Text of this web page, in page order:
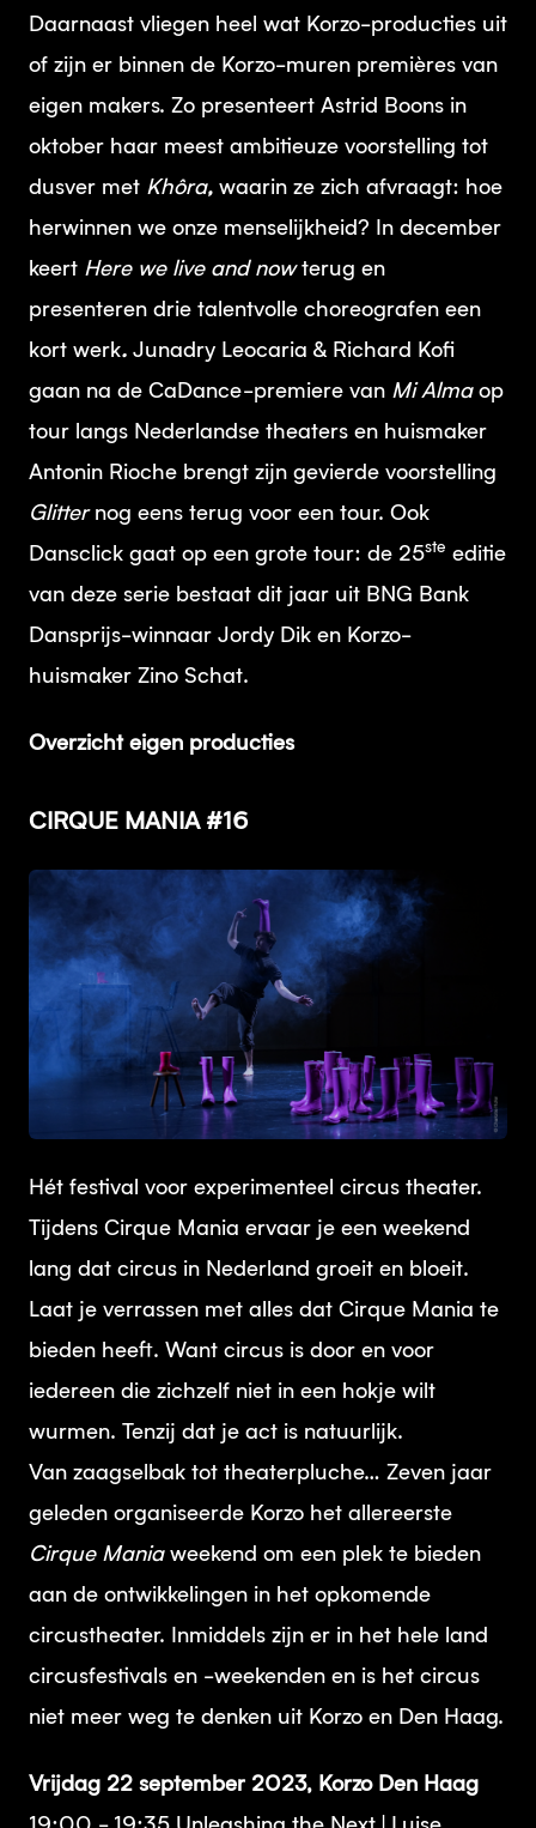
Daarnaast vliegen heel wat Korzo-producties uit
of zijn er binnen de Korzo-muren premières van
eigen makers. Zo presenteert Astrid Boons in
oktober haar meest ambitieuze voorstelling tot
dusver met Khôra, waarin ze zich afvraagt: hoe
herwinnen we onze menselijkheid? In december
keert Here we live and nowterug en
presenteren drie talentvolle choreografen een
kort werk. Junadry Leocaria & Richard Kofi
gaan na de CaDance-premiere van Mi Almaop
tour langs Nederlandse theaters en huismaker
Antonin Rioche brengt zijn gevierde voorstelling
Glitternog eens terug voor een tour. Ook
Dansclick gaat op een grote tour: de 25ste editie
van deze serie bestaat dit jaar uit BNG Bank
Dansprijs-winnaar Jordy Dik en Korzo-
huismaker Zino Schat.
Overzicht eigen producties
CIRQUE MANIA #16
Hét festival voor experimenteel circus theater.
Tijdens Cirque Mania ervaar je een weekend
lang dat circus in Nederland groeit en bloeit.
Laat je verrassen met alles dat Cirque Mania te
bieden heeft. Want circus is door en voor
iedereen die zichzelf niet in een hokje wilt
wurmen. Tenzij dat je act is natuurlijk.
Van zaagselbak tot theaterpluche… Zeven jaar
geleden organiseerde Korzo het allereerste
Cirque Maniaweekend om een plek te bieden
aan de ontwikkelingen in het opkomende
circustheater. Inmiddels zijn er in het hele land
circusfestivals en -weekenden en is het circus
niet meer weg te denken uit Korzo en Den Haag.
Vrijdag 22 september 2023, Korzo Den Haag